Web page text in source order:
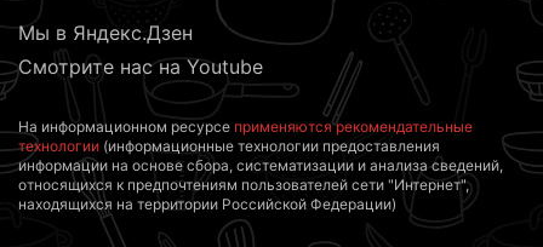
Мы в Яндекс.Дзен
Смотрите нас на Youtube
На информационном ресурсе применяются рекомендательные
технологии (информационные технологии предоставления
информации на основе сбора, систематизации и анализа сведений,
относящихся к предпочтениям пользователей сети "Интернет",
находящихся на территории Российской Федерации)